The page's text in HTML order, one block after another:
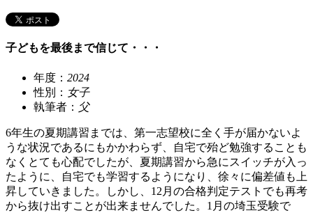
子どもを最後まで信じて・・・
年度： 2024
性別： 女子
執筆者： 父
6年生の夏期講習までは、第一志望校に全く手が届かないよ
うな状況であるにもかかわらず、自宅で殆ど勉強することも
なくとても心配でしたが、夏期講習から急にスイッチが入っ
たように、自宅でも学習するようになり、徐々に偏差値も上
昇していきました。しかし、12月の合格判定テストでも再考
から抜け出すことが出来ませんでした。1月の埼玉受験で